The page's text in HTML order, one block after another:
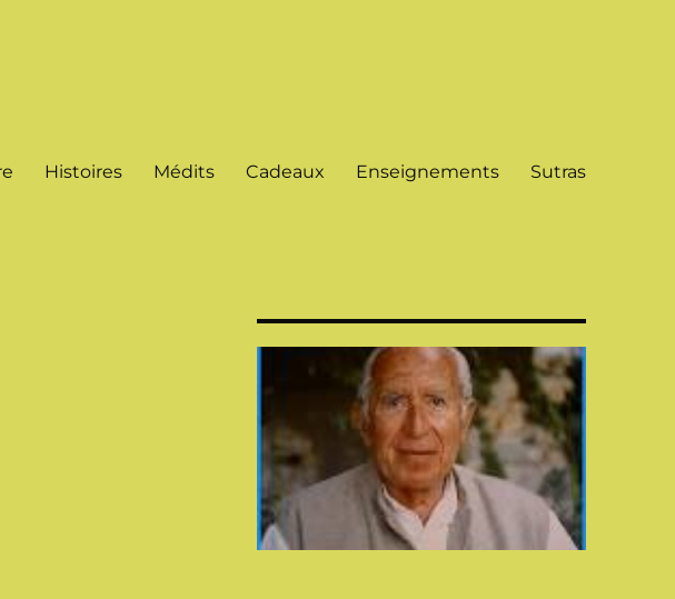
Histoires Médits Cadeaux Enseignements Sutras